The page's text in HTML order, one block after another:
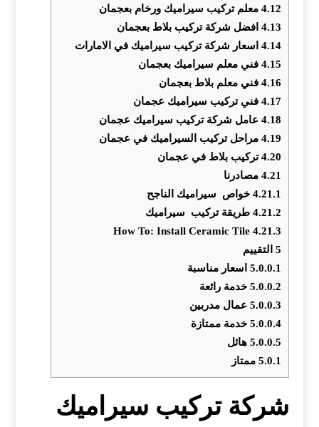
4.12 معلم تركيب سيراميك ورخام بعجمان
4.13 افضل شركة تركيب بلاط بعجمان
4.14 اسعار شركة تركيب سيراميك في الامارات
4.15 فني معلم سيراميك بعجمان
4.16 فني معلم بلاط بعجمان
4.17 فني تركيب سيراميك عجمان
4.18 عامل شركة تركيب سيراميك عجمان
4.19 مراحل تركيب السيراميك في عجمان
4.20تركيب بلاط في عجمان
4.21 مصادرنا
4.21.1 خواص سيراميك الناجح
4.21.2 طريقة تركيب سيراميك
4.21.3
How To: Install Ceramic Tile
5 التقييم
5.0.0.1 اسعار مناسبة
5.0.0.2 خدمة رائعة
5.0.0.3 عمال مدربين
5.0.0.4 خدمة ممتازة
5.0.0.5 هائل
5.0.1 ممتاز
شركة تركيب سيراميك